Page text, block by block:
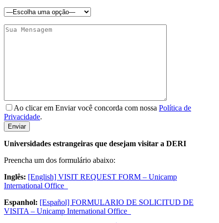
Ao clicar em Enviar você concorda com nossa Política de
Privacidade.
Universidades estrangeiras que desejam visitar a DERI
Preencha um dos formulário abaixo:
Inglês: [English] VISIT REQUEST FORM – Unicamp
International Office
Espanhol: [Español] FORMULARIO DE SOLICITUD DE
VISITA – Unicamp International Office